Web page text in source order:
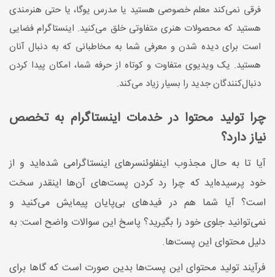
فرقی نمی‌کند معلم خصوصی هستید یا مدرس یوگا، یا حتی هنرمندی
هستید که محصولات هنری متفاوتی خلق می‌کنید. اینستاگرام فضایی
است برای دیده شدن و معرفی شما به مخاطبانی که به دنبال آنان
هستید. یک ویدیوی متفاوت و کوتاه از حرفه شما، امکان پیدا کردن
دنبال‌کنندگان جدید را بسیار زیاد می‌کند.
چرا تولید محتوا در خدمات اینستاگرام به تخصص
نیاز دارد؟
آیا تا به حال مجذوب اینفلوئنسرهای اینستاگرامی شده‌اید و از
خود پرسیده‌اید که چرا رد کردن پست‌های آن‌ها اینقدر سخت
است؟ آیا شما هم در فیدهای بی‌پایان پیمایش می‌کنید و
نمی‌توانید جلوی خود را بگیرید؟ پاسخ این سوالات واضح است: به
دلیل محتوای این پست‌ها.
فرآیند تولید محتوای این پست‌ها بدین صورت است که گاها برای